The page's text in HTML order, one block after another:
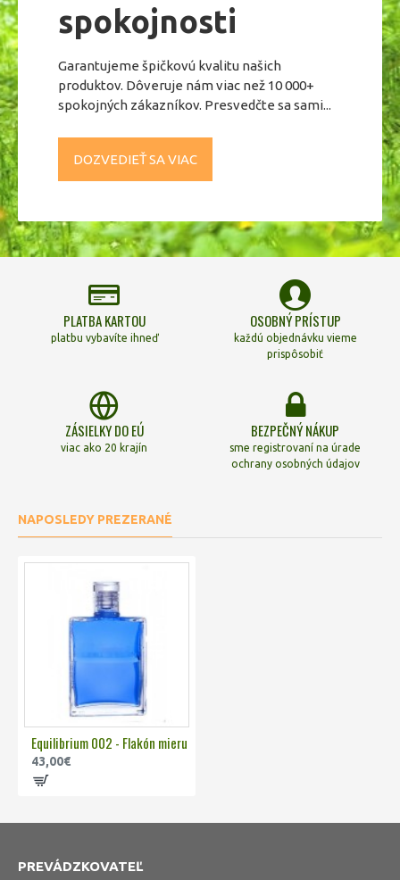
prípade, že s ním príde do kontaktu iná osoba, flakón
energeticky očistite tak, že ho ponoríte po uzáver do soli a
používania samotnou osobou flakón nečistíme. Na čistenie
je vhodná aj biela esencia z rady Aura-Soma.
LEN NA VONKAJŠIE POUŽITIE!
Aura-Soma ® je registrovaná ochranná známka Aura-
spokojnosti
Garantujeme špičkovú kvalitu našich
produktov. Dôveruje nám viac než 10 000+
spokojných zákazníkov. Presvedčte sa sami...
DOZVEDIEŤ SA VIAC
PLATBA KARTOU
platbu vybavíte ihneď
OSOBNÝ PRÍSTUP
každú objednávku vieme
prispôsobiť
ZÁSIELKY DO EÚ
viac ako 20 krajín
BEZPEČNÝ NÁKUP
sme registrovaní na úrade
ochrany osobných údajov
NAPOSLEDY PREZERANÉ
Equilibrium 002 - Flakón mieru
43,00€
PREVÁDZKOVATEĽ